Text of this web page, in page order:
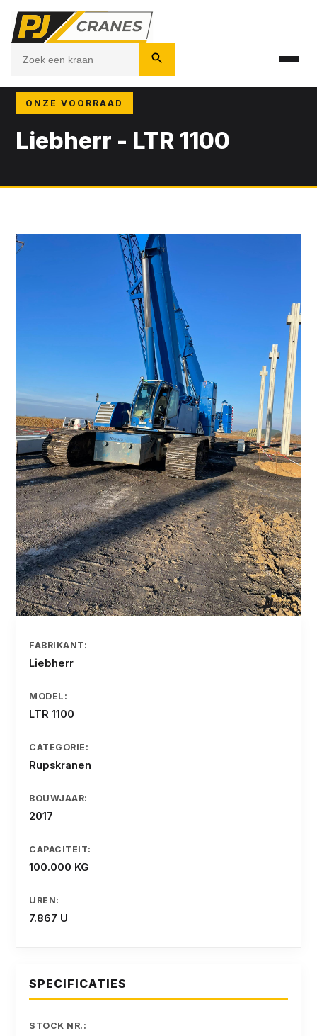
ONZE VOORRAAD
Liebherr - LTR 1100
FABRIKANT:
Liebherr
MODEL:
LTR 1100
CATEGORIE:
Rupskranen
BOUWJAAR:
2017
CAPACITEIT:
100.000 KG
UREN:
7.867 U
SPECIFICATIES
STOCK NR.: